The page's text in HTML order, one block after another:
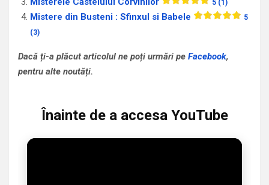
5 (1)
Mistere din Busteni : Sfinxul si Babele
5
(3)
Dacă ți-a plăcut articolul ne poți urmări pe Facebook,
pentru alte noutăți.
Înainte de a accesa YouTube